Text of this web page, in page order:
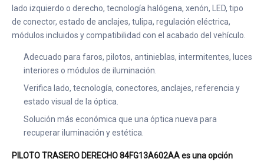
lado izquierdo o derecho, tecnología halógena, xenón, LED, tipo
de conector, estado de anclajes, tulipa, regulación eléctrica,
módulos incluidos y compatibilidad con el acabado del vehículo.
Adecuado para faros, pilotos, antinieblas, intermitentes, luces
interiores o módulos de iluminación.
Verifica lado, tecnología, conectores, anclajes, referencia y
estado visual de la óptica.
Solución más económica que una óptica nueva para
recuperar iluminación y estética.
PILOTO TRASERO DERECHO 84FG13A602AA es una opción